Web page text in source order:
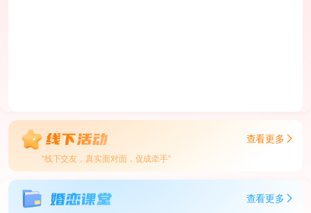
查看更多
“线下交友，真实面对面，促成牵手”
查看更多